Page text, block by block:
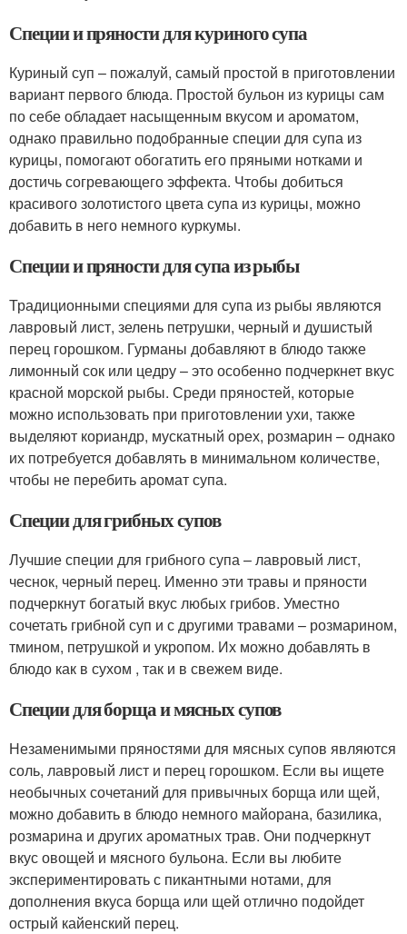
Специи и пряности для куриного супа
Куриный суп – пожалуй, самый простой в приготовлении
вариант первого блюда. Простой бульон из курицы сам
по себе обладает насыщенным вкусом и ароматом,
однако правильно подобранные специи для супа из
курицы, помогают обогатить его пряными нотками и
достичь согревающего эффекта. Чтобы добиться
красивого золотистого цвета супа из курицы, можно
добавить в него немного куркумы.
Специи и пряности для супа из рыбы
Традиционными специями для супа из рыбы являются
лавровый лист, зелень петрушки, черный и душистый
перец горошком. Гурманы добавляют в блюдо также
лимонный сок или цедру – это особенно подчеркнет вкус
красной морской рыбы. Среди пряностей, которые
можно использовать при приготовлении ухи, также
выделяют кориандр, мускатный орех, розмарин – однако
их потребуется добавлять в минимальном количестве,
чтобы не перебить аромат супа.
Специи для грибных супов
Лучшие специи для грибного супа – лавровый лист,
чеснок, черный перец. Именно эти травы и пряности
подчеркнут богатый вкус любых грибов. Уместно
сочетать грибной суп и с другими травами – розмарином,
тмином, петрушкой и укропом. Их можно добавлять в
блюдо как в сухом , так и в свежем виде.
Специи для борща и мясных супов
Незаменимыми пряностями для мясных супов являются
соль, лавровый лист и перец горошком. Если вы ищете
необычных сочетаний для привычных борща или щей,
можно добавить в блюдо немного майорана, базилика,
розмарина и других ароматных трав. Они подчеркнут
вкус овощей и мясного бульона. Если вы любите
экспериментировать с пикантными нотами, для
дополнения вкуса борща или щей отлично подойдет
острый кайенский перец.